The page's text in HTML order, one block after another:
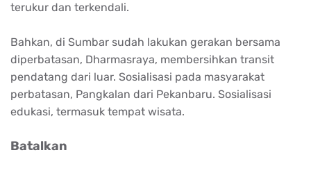
terukur dan terkendali.
Bahkan, di Sumbar sudah lakukan gerakan bersama
diperbatasan, Dharmasraya, membersihkan transit
pendatang dari luar. Sosialisasi pada masyarakat
perbatasan, Pangkalan dari Pekanbaru. Sosialisasi
edukasi, termasuk tempat wisata.
Batalkan